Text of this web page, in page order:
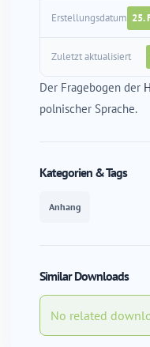
Erstellungsdatum 25.
Zuletzt aktualisiert
Der Fragebogen der
polnischer Sprache.
Kategorien & Tags
Anhang
Similar Downloads
No related